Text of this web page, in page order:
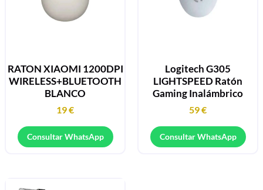
RATON XIAOMI 1200DPI
WIRELESS+BLUETOOTH
BLANCO
19€
Consultar WhatsApp
Logitech G305
LIGHTSPEED Ratón
Gaming Inalámbrico
59€
Consultar WhatsApp